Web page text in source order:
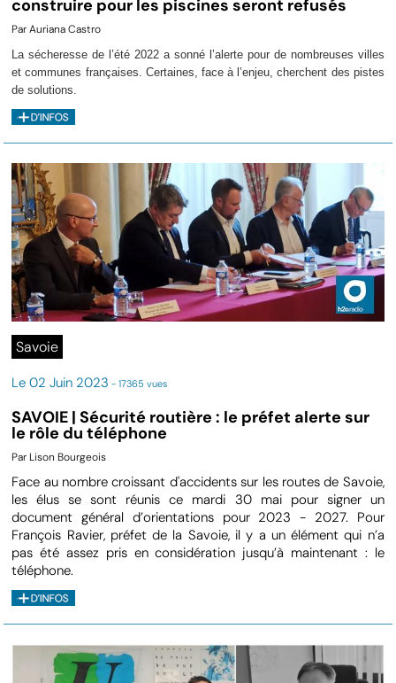
construire pour les piscines seront refusés
Par Auriana Castro
La sécheresse de l’été 2022 a sonné l’alerte pour de nombreuses villes
et communes françaises. Certaines, face à l’enjeu, cherchent des pistes
de solutions.
Savoie
Le 02 Juin 2023 - 17365 vues
SAVOIE | Sécurité routière : le préfet alerte sur
le rôle du téléphone
Par Lison Bourgeois
Face au nombre croissant d'accidents sur les routes de Savoie,
les élus se sont réunis ce mardi 30 mai pour signer un
document général d’orientations pour 2023 - 2027. Pour
François Ravier, préfet de la Savoie, il y a un élément qui n’a
pas été assez pris en considération jusqu’à maintenant : le
téléphone.